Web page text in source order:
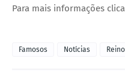
Para mais informações clica
Famosos Notícias